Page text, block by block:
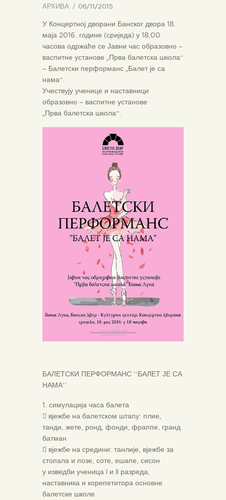
АРХИВА 06/11/2015
У Концертној дворани Банског двора 18.
маја 2016. године (сриједа) у 18,00
часова одржаће се Јавни час образовно –
васпитне установе „Прва балетска школа“
– Балетски перформанс „Балет је са
нама“.
Учествују ученице и наставници
образовно – васпитне установе
„Прва балетска школа“.
БАЛЕТСКИ ПЕРФОРМАНС ’’БАЛЕТ ЈЕ СА
НАМА’’
1. симулација часа балета
 вјежбе на балетском штапу: плие,
танди, жете, ронд, фонди, фраппе, гранд
батман
 вјежбе на средини: танлије, вјежбе за
стопала и позе, соте, ешапе, сисон
у изведби ученица I и II разреда,
наставника и корепетитора основне
балетске школе